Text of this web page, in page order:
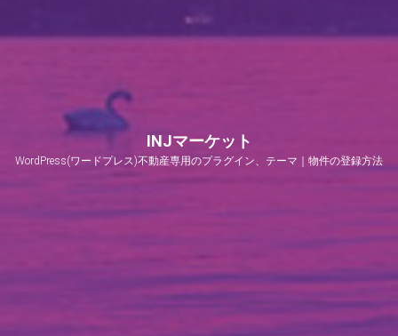
INJマーケット
WordPress(ワードプレス)不動産専用のプラグイン、テーマ｜物件の登録方法